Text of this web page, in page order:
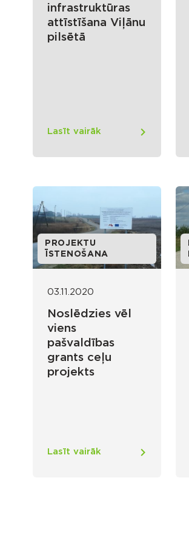
infrastruktūras
attīstīšana Viļānu
pilsētā
Lasīt vairāk
PROJEKTU
ĪSTENOŠANA
03.11.2020
Noslēdzies vēl
viens
pašvaldības
grants ceļu
projekts
Lasīt vairāk